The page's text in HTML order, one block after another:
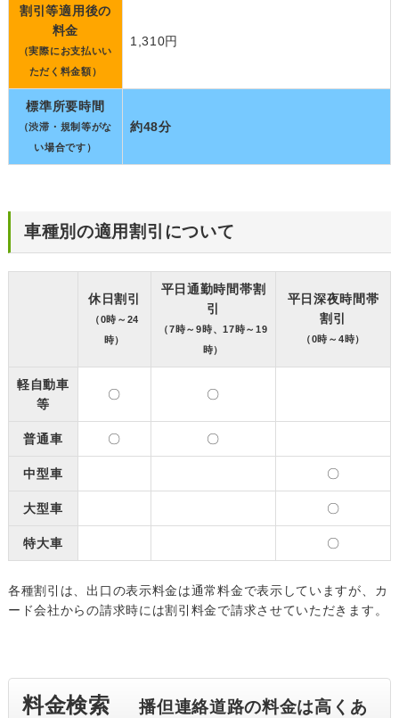
割引等適用後の
料金
（実際にお支払いい
ただく料金額）
1,310円
標準所要時間
（渋滞・規制等がな
い場合です）
約48分
車種別の適用割引について
休日割引
（0時～24
時）
平日通勤時間帯割
引
（7時～9時、17時～19
時）
平日深夜時間帯
割引
（0時～4時）
軽自動車
等
〇 〇
普通車 〇 〇
中型車 〇
大型車 〇
特大車 〇
各種割引は、出口の表示料金は通常料金で表示していますが、カ
ード会社からの請求時には割引料金で請求させていただきます。
料金検索播但連絡道路の料金は高くあ